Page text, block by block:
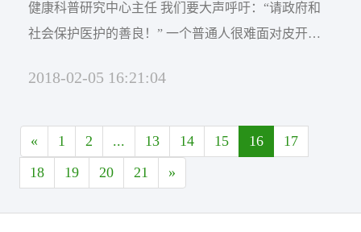
健康科普研究中心主任 我们要大声呼吁：“请政府和
社会保护医护的善良！” 一个普通人很难面对皮开肉
洞的病人，很难面对极度衰弱、恶病质面容的病
常人的善良。 如今很少...
2018-02-05 16:21:04
« 1 2 ... 13 14 15 16
17
18
19 20 21 »